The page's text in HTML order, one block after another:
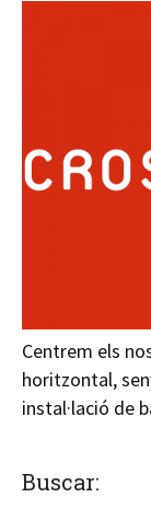
Centrem els
horitzontal,
instal·lació de
Buscar: